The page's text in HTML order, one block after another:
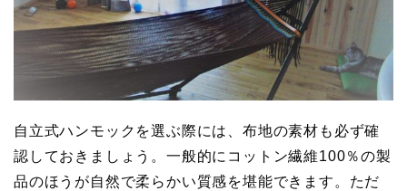
自立式ハンモックを選ぶ際には、布地の素材も必ず確
認しておきましょう。一般的にコットン繊維100％の製
品のほうが自然で柔らかい質感を堪能できます。ただ